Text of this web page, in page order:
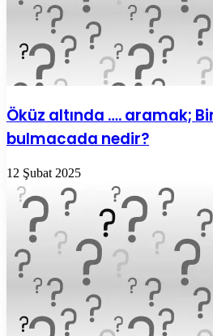
Öküz altında …. aramak;
bulmacada nedir?
12 Şubat 2025